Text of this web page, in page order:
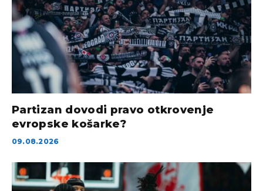
Partizan dovodi pravo otkrovenje
evropske košarke?
09.08.2026